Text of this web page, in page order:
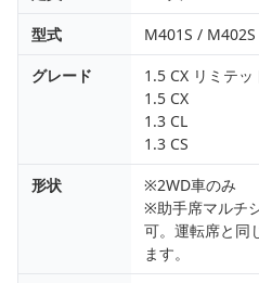
型式
M401S / M402S
グレード
1.5 CX リミテッ
1.5 CX
1.3 CL
1.3 CS
形状
※2WD車のみ
※助手席マルチ
可。運転席と同
ます。